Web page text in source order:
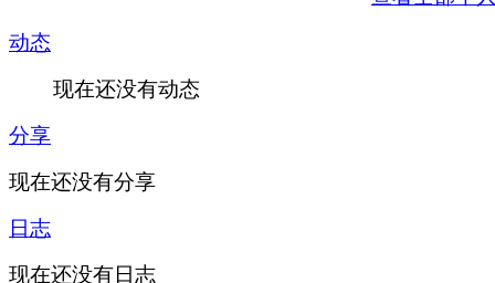
动态
现在还没有动态
分享
现在还没有分享
日志
现在还没有日志